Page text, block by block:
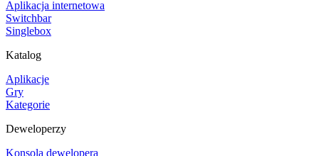
Aplikacja internetowa
Switchbar
Singlebox
Katalog
Aplikacje
Gry
Kategorie
Deweloperzy
Konsola dewelopera